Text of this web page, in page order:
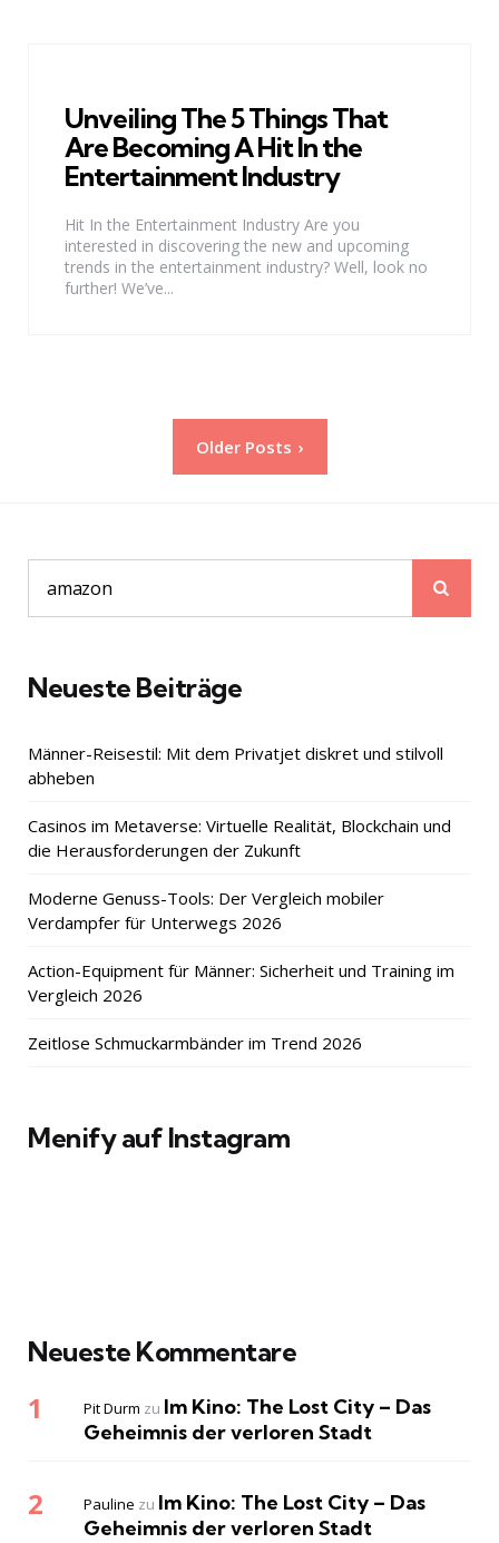
Unveiling The 5 Things That
Are Becoming A Hit In the
Entertainment Industry
Hit In the Entertainment Industry Are you
interested in discovering the new and upcoming
trends in the entertainment industry? Well, look no
further! We’ve...
Seitennummerierung
Older Posts
Search
for:
Neueste Beiträge
Männer-Reisestil: Mit dem Privatjet diskret und stilvoll
abheben
Casinos im Metaverse: Virtuelle Realität, Blockchain und
die Herausforderungen der Zukunft
Moderne Genuss-Tools: Der Vergleich mobiler
Verdampfer für Unterwegs 2026
Action-Equipment für Männer: Sicherheit und Training im
Vergleich 2026
Zeitlose Schmuckarmbänder im Trend 2026
Menify auf Instagram
Neueste Kommentare
Pit Durm zu Im Kino: The Lost City – Das
Geheimnis der verloren Stadt
Pauline zu Im Kino: The Lost City – Das
Geheimnis der verloren Stadt